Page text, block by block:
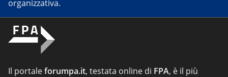
organizzativa.
Il portaleforumpa.it, testata online di FPA, è il più